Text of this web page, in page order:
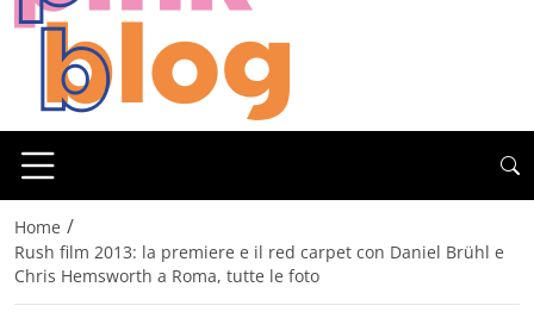
Home /
Rush film 2013: la premiere e il red carpet con Daniel Brühl e
Chris Hemsworth a Roma, tutte le foto